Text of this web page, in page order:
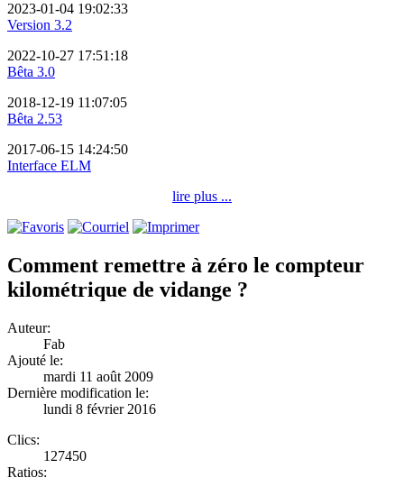
2023-01-04 19:02:33
Version 3.2
2022-10-27 17:51:18
Bêta 3.0
2018-12-19 11:07:05
Bêta 2.53
2017-06-15 14:24:50
Interface ELM
lire plus ...
Comment remettre à zéro le compteur
kilométrique de vidange ?
Auteur:
Fab
Ajouté le:
mardi 11 août 2009
Dernière modification le:
lundi 8 février 2016
Clics:
127450
Ratios: